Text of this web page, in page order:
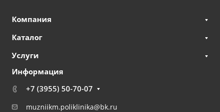
Компания
Каталог
Услуги
Информация
+7 (3955) 50-70-07
muzniikm.poliklinika@bk.ru